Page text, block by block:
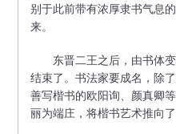
别于此前带有浓厚隶书气息
来。
东晋二王之后，由书体变
结束了。书法家要成名，除
善写楷书的欧阳询、颜真卿
丽为端庄，将楷书艺术推向了